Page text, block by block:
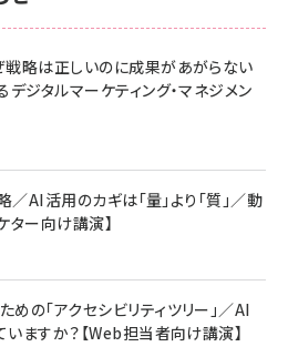
アン)2026/06/24号 No.2500増刊
エディション[王道エンタメの矜持／
アン)2026/07/08号 No.2502[2026
が育休中に１億貯めた株式投資
を最大化する ルールのデザイン
ラスフィルム iPhone 17 用 保護フィ
枠付き いPhone17 (6.3インチ) 対応
DSP25F1698
スイヤホン/アクティブノイズキャンセリ
合】ブラック
ギフトカード - Amazonロゴ - クラ
III Flow USB-C & USB-C
対応 (1.8m ミッドナイトブラック)
ビール 黒ラベル 350ml 缶 24本 ビー
い【6/30応募〆切! 黒ラベルビヤセラー
戦略は正しいのに成果があがらない
ジタルマーケティング・マネジメン
AI活用のカギは「量」より「質」／動
ター向け講演】
の「アクセシビリティツリー」／AI
ますか？【Web担当者向け講演】